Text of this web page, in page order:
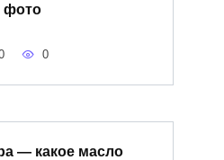
фото
0
— какое масло